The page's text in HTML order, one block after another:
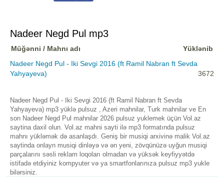
Nadeer Negd Pul mp3
Müğənni / Mahnı adı
Yüklənib
Nadeer Negd Pul - Iki Sevgi 2016 (ft Ramil Nabran ft Sevda
Yahyayeva)
3672
Nadeer Negd Pul - Iki Sevgi 2016 (ft Ramil Nabran ft Sevda
Yahyayeva) mp3 yüklə pulsuz , Azeri mahnilar, Turk mahnilar ve En
son Nadeer Negd Pul mahnilar 2026 pulsuz yuklemek üçün Vol.az
saytina daxil olun. Vol.az mahni sayti ilə mp3 formatında pulsuz
mahnı yükləmək də asanlaşdı. Geniş bir musiqi arxivinə malik Vol.az
saytinda onlayn musiqi dinləyə və ən yeni, zövqünüzə uyğun musiqi
parçalarını səsli reklam loqoları olmadan və yüksək keyfiyyətdə
istifadə etdiyiniz kompyuter və ya smartfonlarınıza pulsuz mp3 yukle
bilərsiniz.